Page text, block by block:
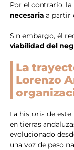
Por el contrario, la
necesaria a partir
Sin embargo, él
viabilidad del
La
Lorenzo
La historia de
en tierras
evolucionado
una voz de peso